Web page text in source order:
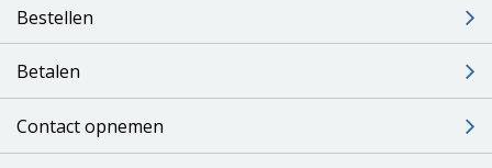
Bestellen
Betalen
Contact opnemen